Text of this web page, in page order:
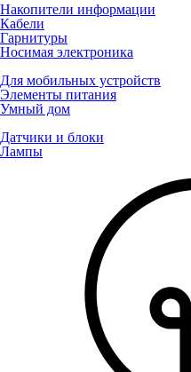
Накопители информации
Кабели
Гарнитуры
Носимая электроника
Для мобильных устройств
Элементы питания
Умный дом
Датчики и блоки
Лампы